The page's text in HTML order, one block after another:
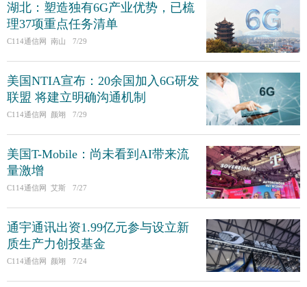
湖北：塑造独有6G产业优势，已梳
理37项重点任务清单
C114通信网 南山 7/29
美国NTIA宣布：20余国加入6G研发
联盟 将建立明确沟通机制
C114通信网 颜翊 7/29
美国T-Mobile：尚未看到AI带来流
量激增
C114通信网 艾斯 7/27
通宇通讯出资1.99亿元参与设立新
质生产力创投基金
C114通信网 颜翊 7/24